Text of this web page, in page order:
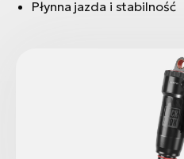
Płynna jazda i stabilność